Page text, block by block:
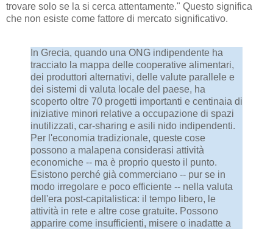
trovare solo se la si cerca attentamente." Questo significa
che non esiste come fattore di mercato significativo.
In Grecia, quando una ONG indipendente ha
tracciato la mappa delle cooperative alimentari,
dei produttori alternativi, delle valute parallele e
dei sistemi di valuta locale del paese, ha
scoperto oltre 70 progetti importanti e centinaia di
iniziative minori relative a occupazione di spazi
inutilizzati, car-sharing e asili nido indipendenti.
Per l'economia tradizionale, queste cose
possono a malapena considerasi attività
economiche -- ma è proprio questo il punto.
Esistono perché già commerciano -- pur se in
modo irregolare e poco efficiente -- nella valuta
dell'era post-capitalistica: il tempo libero, le
attività in rete e altre cose gratuite. Possono
apparire come insufficienti, misere o inadatte a